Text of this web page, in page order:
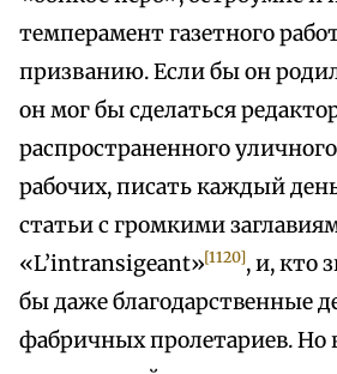
темперамент газетного
призванию. Если бы он
он мог бы сделаться
распространенного
рабочих, писать каждый
статьи с громкими
«L’intransigeant»[1120], и, кто
бы даже благодарственные
фабричных пролетариев. Но